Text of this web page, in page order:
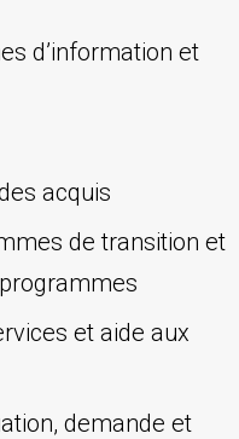
d’information et
acquis
de transition et
et aide aux
demande et